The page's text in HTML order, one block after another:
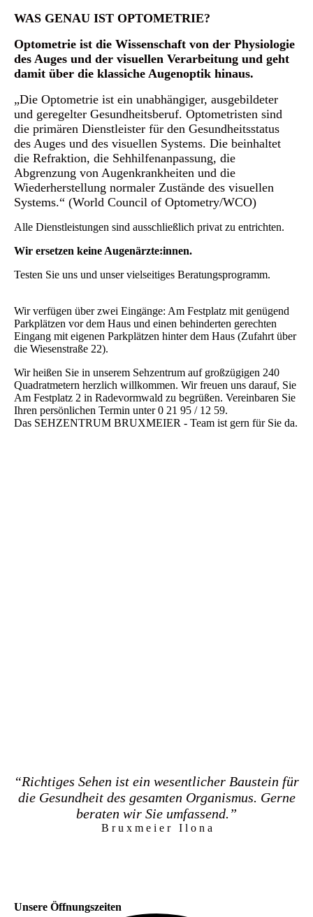
WAS GENAU IST OPTOMETRIE?
Optometrie ist die Wissenschaft von der Physiologie
des Auges und der visuellen Verarbeitung und geht
damit über die klassiche Augenoptik hinaus.
„Die Optometrie ist ein unabhängiger, ausgebildeter
und geregelter Gesundheitsberuf. Optometristen sind
die primären Dienstleister für den Gesundheitsstatus
des Auges und des visuellen Systems. Die beinhaltet
die Refraktion, die Sehhilfenanpassung, die
Abgrenzung von Augenkrankheiten und die
Wiederherstellung normaler Zustände des visuellen
Systems.“ (World Council of Optometry/WCO)
Alle Dienstleistungen sind ausschließlich privat zu entrichten.
Wir ersetzen keine Augenärzte:innen.
Testen Sie uns und unser vielseitiges Beratungsprogramm.
Wir verfügen über zwei Eingänge: Am Festplatz mit genügend
Parkplätzen vor dem Haus und einen behinderten gerechten
Eingang mit eigenen Parkplätzen hinter dem Haus (Zufahrt über
die Wiesenstraße 22).
Wir heißen Sie in unserem Sehzentrum auf großzügigen 240
Quadratmetern herzlich willkommen. Wir freuen uns darauf, Sie
Am Festplatz 2 in Radevormwald zu begrüßen. Vereinbaren Sie
Ihren persönlichen Termin unter 0 21 95 / 12 59.
Das SEHZENTRUM BRUXMEIER - Team ist gern für Sie da.
“Richtiges Sehen ist ein wesentlicher Baustein für
die Gesundheit des gesamten Organismus. Gerne
beraten wir Sie umfassend.”
B r u x m e i e r I l o n a
Unsere Öffnungszeiten